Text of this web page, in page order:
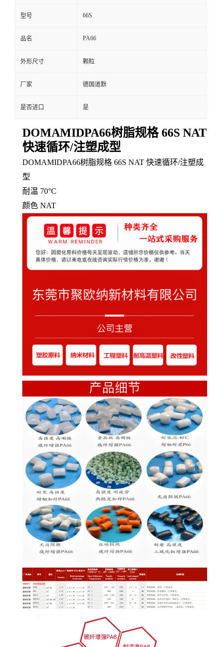
型号 66S
品名 PA66
外形尺寸 颗粒
厂家 德国道默
是否进口 是
DOMAMIDPA66树脂规格 66S NAT
快速循环/注塑成型
DOMAMIDPA66树脂规格 66S NAT 快速循环/注塑成
型
耐温 70°C
颜色 NAT